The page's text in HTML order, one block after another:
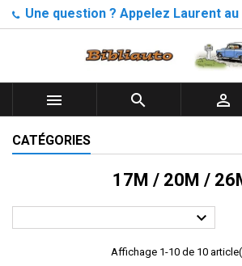
Une question ? Appelez Laurent au
  
CATÉGORIES
17M / 20M /

Affichage 1-10 de 10